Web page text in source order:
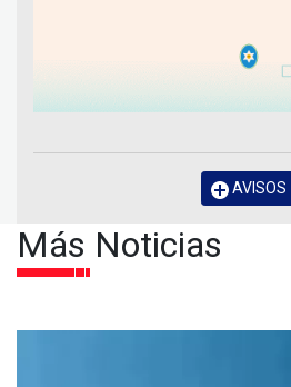
AVISOS
Más Noticias